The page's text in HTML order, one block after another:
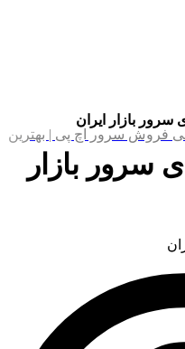
سرور بازار ایران
سرور بازار